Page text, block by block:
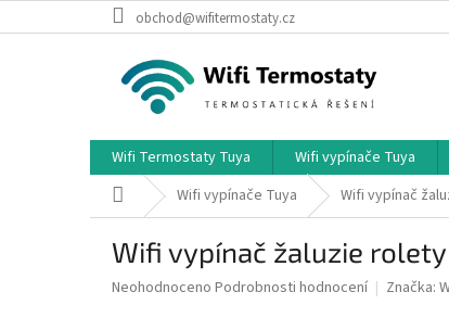
na
obchod@wifitermostaty.cz
Wifi Termostaty Tuya Wifi vypínače Tuya
Domů Wifi vypínače Tuya Wifi vypínač
Wifi vypínač žaluzie
Průměrné
Neohodnoceno Podrobnosti hodnocení Značka: